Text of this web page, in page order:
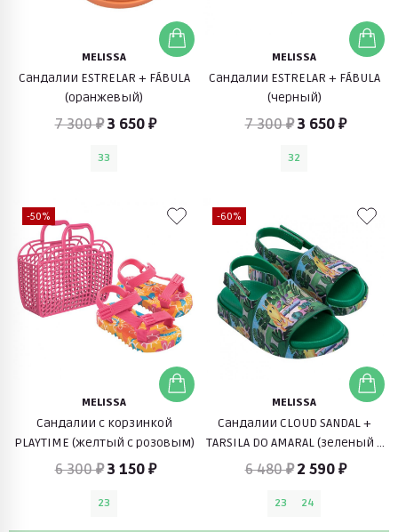
MELISSA
Сандалии ESTRELAR + FÁBULA
(оранжевый)
7 300 ₽3 650 ₽
33
MELISSA
Сандалии ESTRELAR + FÁBULA
(черный)
7 300 ₽3 650 ₽
32
-50%
MELISSA
Сандалии с корзинкой
PLAYTIME (желтый с розовым)
6 300 ₽3 150 ₽
23
-60%
MELISSA
Сандалии CLOUD SANDAL +
TARSILA DO AMARAL (зеленый с
принтом)
6 480 ₽ 2 590 ₽
23 24